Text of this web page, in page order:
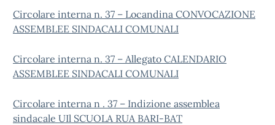
Circolare interna n. 37 – Locandina CONVOCAZIONE
ASSEMBLEE SINDACALI COMUNALI
Circolare interna n. 37 – Allegato CALENDARIO
ASSEMBLEE SINDACALI COMUNALI
Circolare interna n . 37 – Indizione assemblea
sindacale UIl SCUOLA RUA BARI-BAT